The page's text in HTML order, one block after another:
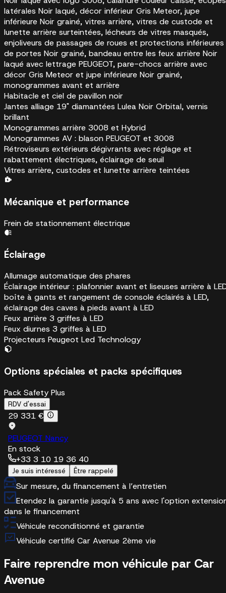
latérales Noir laqué, décor inférieur Gris Meteor, jupe
inférieure Noir grainé, vitres arrière, vitres de custode et
lunette arrière surteintées, lécheurs de vitres masqués,
enjoliveurs de passages de roues et protections inférieures
de portes Noir grainé, bandeau entre les feux arrière Noir
laqué avec lettrage PEUGEOT, pare-chocs arrière avec
décor Gris Meteor et jupe inférieure Noir grainé,
monogrammes avant et arrière
Habitacle et ciel de pavillon noir
Jantes alliage 19" diamantées Lulea Noir Orbital, vernis
brillant
Monogrammes arrière 3008 et Hybrid
Monogrammes AV : blason PEUGEOT et 3008
Rétroviseurs extérieurs dégivrants avec réglage et
rabattement électriques, éclairage de seuil
Vitres arrière, custodes et lunette arrière teintées
Mécanique et performance
Frein de stationnement électrique
Éclairage
Allumage automatique des phares
Éclairage intérieur : plafonnier avant et liseuses arrière à
boîte à gants et rangement de console éclairés à LED,
éclairage des caves à pieds avant à LED
Feux arrière 3 griffes à LED
Feux diurnes 3 griffes à LED
Projecteurs Peugeot Led Technology
Options spéciales et packs spécifiques
Pack Safety Plus
RDV d'essai
29 331 €
PEUGEOT Nancy
En stock
+33 3 10 19 36 40
Je suis intéressé Être rappelé
Sur mesure, du financement à l’entretien
Etendez la garantie jusqu'à 5 ans avec l'option
dans le financement
Véhicule reconditionné et garantie
Véhicule certifié Car Avenue 2ème vie
Faire reprendre mon véhicule par Car
Avenue